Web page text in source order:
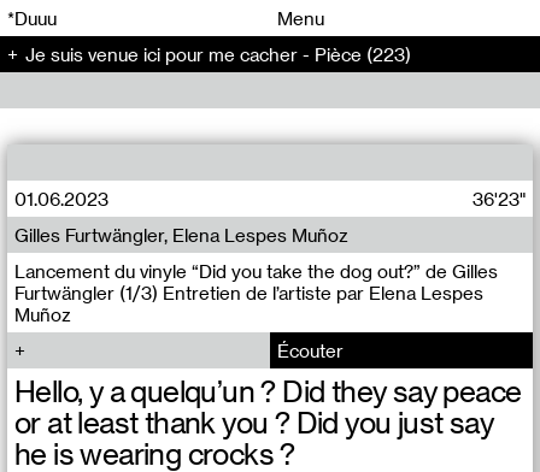
*Duuu
Menu
Je suis venue ici pour me cacher - Pièce (223)
01.06.2023 36'23"
Lancement du vinyle “Did you take the dog out?” de Gilles
Furtwängler (1/3) Entretien de l’artiste par Elena Lespes
Muñoz
Gilles Furtwängler, Elena Lespes Muñoz
Écouter
Hello, y a quelqu’un ? Did they say peace
or at least thank you ? Did you just say
he is wearing crocks ?
00 00
00 00